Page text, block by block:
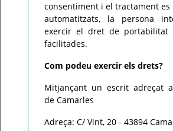
consentiment i el tractament
automatitzats, la persona
exercir el dret de portabilitat
facilitades.
Com podeu exercir els drets?
Mitjançant un escrit adreçat a
de Camarles
Adreça: C/ Vint, 20 - 43894